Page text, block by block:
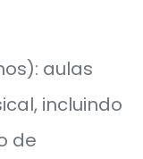
aulas
incluindo
de